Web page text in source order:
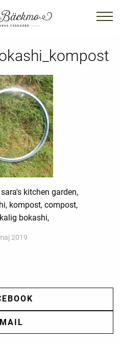
kitchen garden,
kompost, compost,
bokashi,
2019